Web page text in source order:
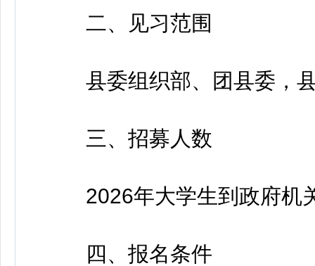
二、见习范围
县委组织部、团县委，县
三、招募人数
2026年大学生到政府机
四、报名条件